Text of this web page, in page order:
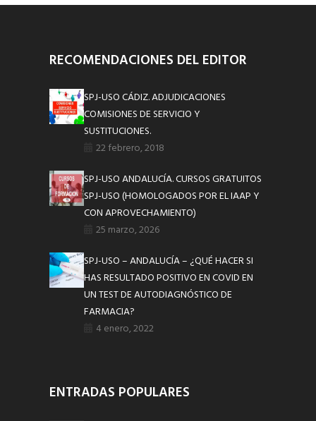
RECOMENDACIONES DEL EDITOR
SPJ-USO CÁDIZ. ADJUDICACIONES
COMISIONES DE SERVICIO Y
SUSTITUCIONES.
22 febrero, 2018
SPJ-USO ANDALUCÍA. CURSOS GRATUITOS
SPJ-USO (HOMOLOGADOS POR EL IAAP Y
CON APROVECHAMIENTO)
25 marzo, 2026
SPJ-USO – ANDALUCÍA – ¿QUÉ HACER SI
HAS RESULTADO POSITIVO EN COVID EN
UN TEST DE AUTODIAGNÓSTICO DE
FARMACIA?
4 enero, 2022
ENTRADAS POPULARES